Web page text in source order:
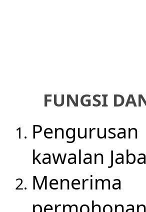
FUNGSI
kawalan